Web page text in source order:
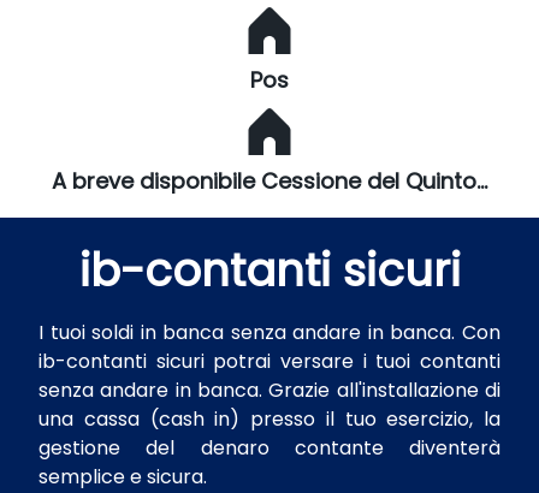
Pos
A breve disponibile Cessione del Quinto...
ib-contanti sicuri
I tuoi soldi in banca senza andare in banca. Con
ib-contanti sicuri potrai versare i tuoi contanti
senza andare in banca. Grazie all'installazione di
una cassa (cash in) presso il tuo esercizio, la
gestione del denaro contante diventerà
semplice e sicura.